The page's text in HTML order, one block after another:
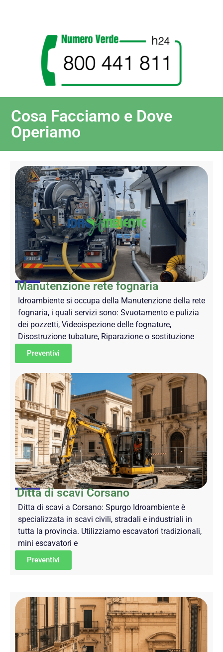
Cosa Facciamo e Dove
Operiamo
Manutenzione rete fognaria
Idroambiente si occupa della Manutenzione della rete
fognaria, i quali servizi sono: Svuotamento e pulizia
dei pozzetti, Videoispezione delle fognature,
Disostruzione tubature, Riparazione o sostituzione
Preventivi
Ditta di scavi Corsano
Ditta di scavi a Corsano: Spurgo Idroambiente è
specializzata in scavi civili, stradali e industriali in
tutta la provincia. Utilizziamo escavatori tradizionali,
mini escavatori e
Preventivi